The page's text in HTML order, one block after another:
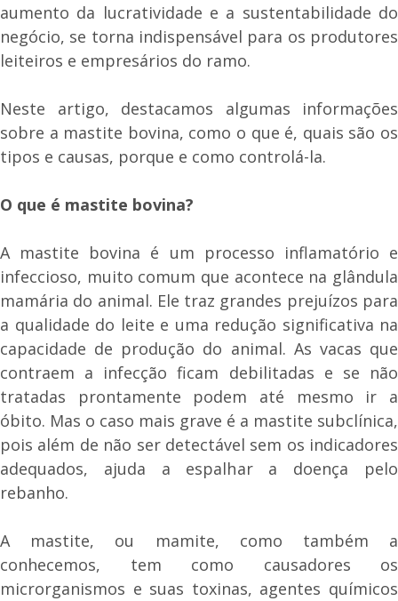
aumento da lucratividade e a sustentabilidade do
negócio, se torna indispensável para os produtores
leiteiros e empresários do ramo.
Neste artigo, destacamos algumas informações
sobre a mastite bovina, como o que é, quais são os
tipos e causas, porque e como controlá-la.
O que é mastite bovina?
A mastite bovina é um processo inflamatório e
infeccioso, muito comum que acontece na glândula
mamária do animal. Ele traz grandes prejuízos para
a qualidade do leite e uma redução significativa na
capacidade de produção do animal. As vacas que
contraem a infecção ficam debilitadas e se não
tratadas prontamente podem até mesmo ir a
óbito. Mas o caso mais grave é a mastite subclínica,
pois além de não ser detectável sem os indicadores
adequados, ajuda a espalhar a doença pelo
rebanho.
A mastite, ou mamite, como também a
conhecemos, tem como causadores os
microrganismos e suas toxinas, agentes químicos